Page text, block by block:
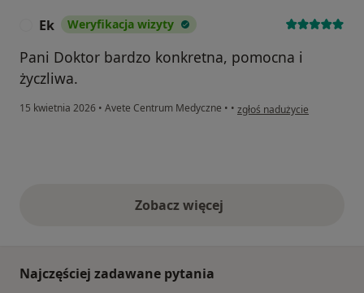
Ek Weryfikacja wizyty
Pani Doktor bardzo konkretna, pomocna i
życzliwa.
15 kwietnia 2026 • Avete Centrum Medyczne • • w opinii użytkownika Ek
zgłoś nadużycie
Zobacz więcejopinie powyżej
Najczęściej zadawane pytania